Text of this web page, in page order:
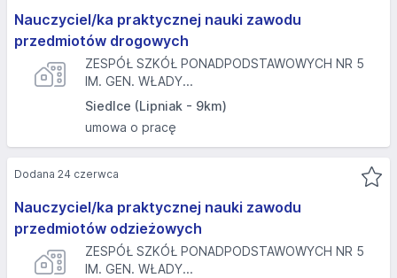
Nauczyciel/ka praktycznej nauki zawodu
przedmiotów drogowych
ZESPÓŁ SZKÓŁ PONADPODSTAWOWYCH NR 5
IM. GEN. WŁADY...
Siedlce (Lipniak - 9km)
umowa o pracę
Nauczyciel/ka praktycznej nauki zawodu
przedmiotów odzieżowych
ZESPÓŁ SZKÓŁ PONADPODSTAWOWYCH NR 5
IM. GEN. WŁADY...
Dodana 24 czerwca